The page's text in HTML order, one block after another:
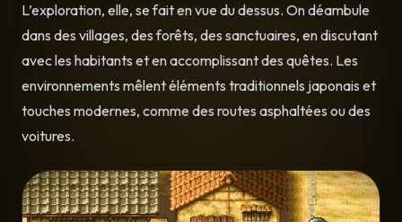
L’exploration, elle, se fait en vue du dessus. On déambule
dans des villages, des forêts, des sanctuaires, en discutant
avec les habitants et en accomplissant des quêtes. Les
environnements mêlent éléments traditionnels japonais et
touches modernes, comme des routes asphaltées ou des
voitures.